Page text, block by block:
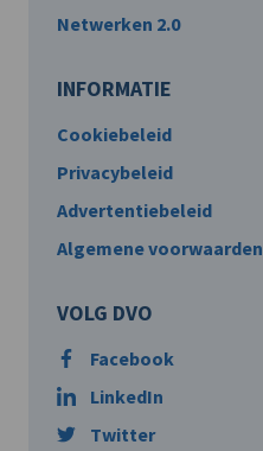
Netwerken 2.0
INFORMATIE
Cookiebeleid
Privacybeleid
Advertentiebeleid
Algemene voorwaarden
VOLG DVO
Facebook
LinkedIn
Twitter